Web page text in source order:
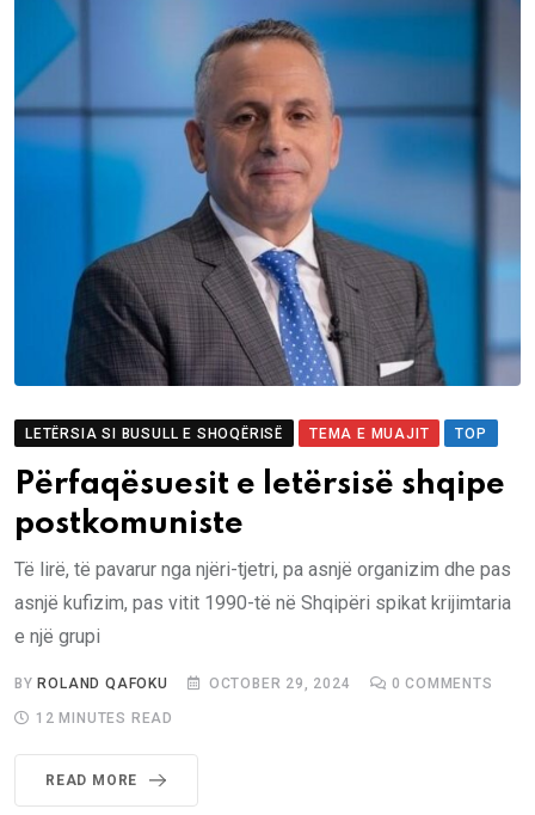
LETËRSIA SI BUSULL E SHOQËRISË TEMA E MUAJIT TOP
Përfaqësuesit e letërsisë shqipe
postkomuniste
Të lirë, të pavarur nga njëri-tjetri, pa asnjë organizim dhe pas
asnjë kufizim, pas vitit 1990-të në Shqipëri spikat krijimtaria
e një grupi
BYROLAND QAFOKU OCTOBER 29, 2024 0 COMMENTS
12 MINUTES READ
READ MORE